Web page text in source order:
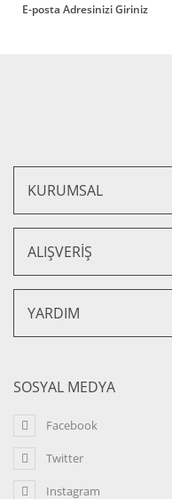
KURUMSAL
ALIŞVERİŞ
YARDIM
SOSYAL MEDYA
Facebook
Twitter
Instagram